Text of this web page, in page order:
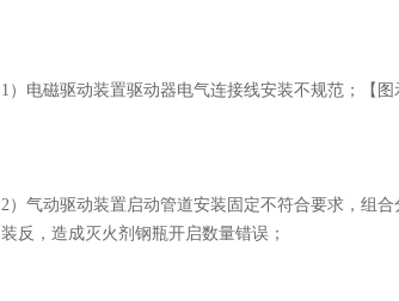
1）电磁驱动装置驱动器电气连接线安装不规范；【图
2）气动驱动装置启动管道安装固定不符合要求，组
装反，造成灭火剂钢瓶开启数量错误；